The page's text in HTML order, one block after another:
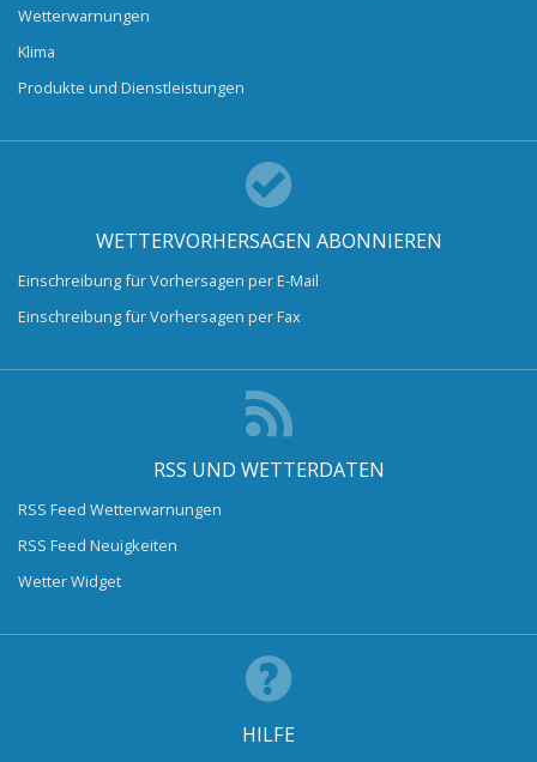
Wetterwarnungen
Klima
Produkte und Dienstleistungen
WETTERVORHERSAGEN ABONNIEREN
Einschreibung für Vorhersagen per E-Mail
Einschreibung für Vorhersagen per Fax
RSS UND WETTERDATEN
RSS Feed Wetterwarnungen
RSS Feed Neuigkeiten
Wetter Widget
HILFE